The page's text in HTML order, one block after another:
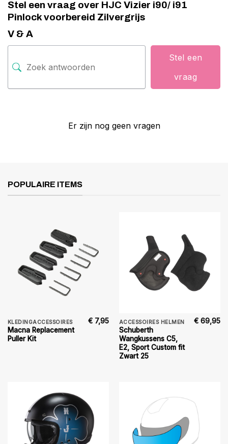
Stel een vraag over HJC Vizier i90/ i91
Pinlock voorbereid Zilvergrijs
V & A
Stel een
vraag
Er zijn nog geen vragen
POPULAIRE ITEMS
KLEDINGACCESSOIRES
Macna Replacement
Puller Kit
€ 7,95 ACCESSOIRES HELMEN
Schuberth
Wangkussens C5,
E2, Sport Custom fit
Zwart 25
€ 69,95